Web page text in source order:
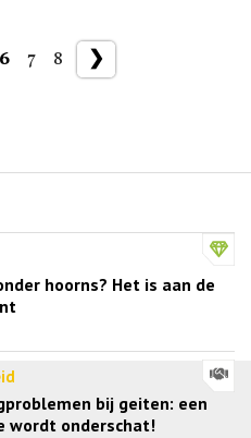
6 7 8 ❯
hoorns? Het is aan de
bij geiten: een
wordt onderschat!